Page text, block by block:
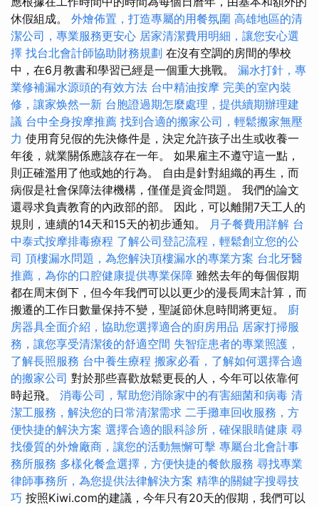
休假組成。 外燴佈置，打造專屬的用餐氛圍 高雄地區的清
潔公司，專業服務更安心 居家清潔費用明細，讓您安心選
擇 找台北會計師協助財務規劃 在沒有空調的房間的學校
中，在6月教書和學習已經是一個重大挑戰。 漏水打針，專
業修補漏水源頭的有效方法 台中精油按摩 完美的室內裝
修，讓家焕然一新 台胞證過期怎麼處理，提供續期辦理建
議 台中全身按摩推薦 找到合適的搬家公司，輕鬆搬家無壓
力 使用育兒假的先決條件是，決定允許孩子出生或收養一
年後，就業關係應該存在一年。 如果雇主不遵守這一點，
則正確濫用了他或她的行為。 自由是針對組織的再生，而
病假是社會保障法律機構，僅僅是資金問題。 我們的論文
還尋求負責教育的內政部的部。 因此，可以離開7天工人的
規則，連續的14天和15天的初步通知。 月子餐費用詳解 台
中泰式按摩排毒療程 了解公司登記流程，輕鬆創立您的公
司 頂樓漏水問題，為您解決頂樓漏水的專業方案 台北牙醫
推薦，為你的口腔健康提供專業保障 雖然去年的每個假期
都在周末倒下，但今年我們可以以更少的漫長周末計算，而
搬遷的工作日數量保持不變，聖誕節休息時間將更短。 廚
房器具全面介紹，協助您選擇適合的廚房用品 居家打掃服
務，讓您享受清潔後的舒適空間 失智症患者的專業照護，
了解長照服務 台中養生療程 搬家必看，了解如何選擇合適
的搬家公司 對於那些喜歡放鬆更長的人，今年可以依靠何
時起飛。 消毒公司，幫助您消除家中的有害細菌和病毒 清
潔工服務，解決您的日常清潔需求 二手攤車回收服務，方
便快捷的解決方案 選擇合適的眼科診所，確保眼睛健康 尋
找優質的外燴廠商，讓您的活動無懈可擊 專屬台北會計事
務所服務 多樣化餐盒選擇，方便快捷的餐飲服務 尋找專業
律師事務所，為您提供法律解決方案 精準的關鍵字搜尋技
巧 按照Kiwi.com的建議，今年只有20天的假期，我們可以